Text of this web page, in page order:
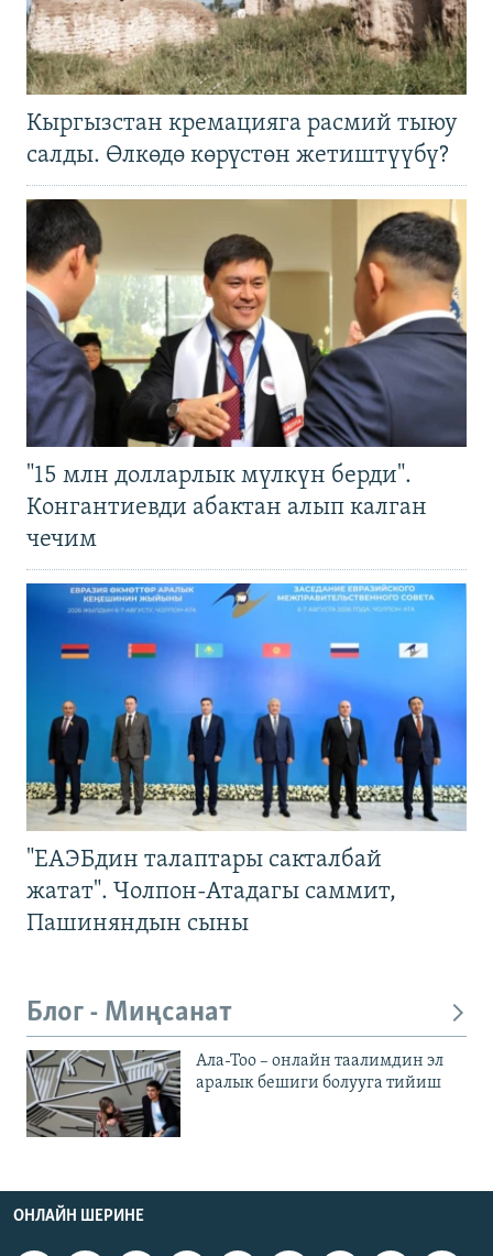
Кыргызстан кремацияга расмий тыюу
салды. Өлкөдө көрүстөн жетиштүүбү?
"15 млн долларлык мүлкүн берди".
Конгантиевди абактан алып калган
чечим
"ЕАЭБдин талаптары сакталбай
жатат". Чолпон-Атадагы саммит,
Пашиняндын сыны
Блог - Миңсанат
Ала-Тоо – онлайн таалимдин эл
аралык бешиги болууга тийиш
ОНЛАЙН ШЕРИНЕ